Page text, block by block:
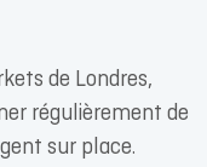
de Londres,
régulièrement de
sur place.